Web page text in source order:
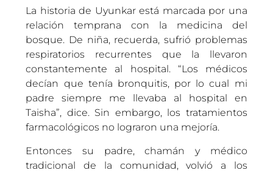
La historia de Uyunkar está marcada por una
relación temprana con la medicina del
bosque. De niña, recuerda, sufrió problemas
respiratorios recurrentes que la llevaron
constantemente al hospital. “Los médicos
decían que tenía bronquitis, por lo cual mi
padre siempre me llevaba al hospital en
Taisha”, dice. Sin embargo, los tratamientos
farmacológicos no lograron una mejoría.
Entonces su padre, chamán y médico
tradicional de la comunidad, volvió a los